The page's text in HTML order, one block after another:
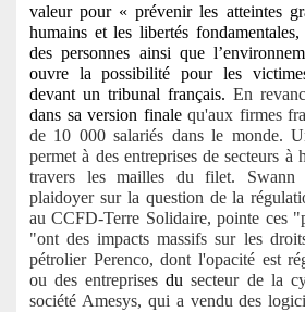
valeur pour « prévenir les atteintes
humains et les libertés
des personnes ainsi que
ouvre la possibilité pour les
devant un tribunal français. En
dans sa version finalequ'aux firmes
de 10 000 salariés dans le monde.
permet à des entreprises de secteurs à
travers les mailles du filet. Swann
plaidoyer sur la question de la
au CCFD-Terre Solidaire, pointe ces
"ont des impacts massifs sur les
pétrolier Perenco, dont l'opacité est
ou des entreprisesdu secteur de la
société Amesys, qui a vendu des